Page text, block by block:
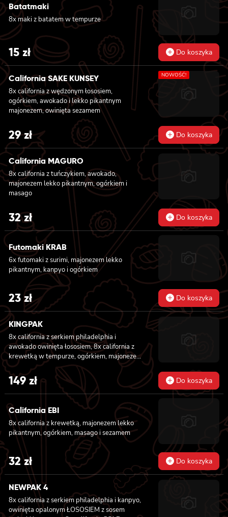
Batatmaki
8x maki z batatem w tempurze
15 zł Do koszyka
California SAKE KUNSEY
8x california z wędzonym łososiem,
ogórkiem, awokado i lekko pikantnym
majonezem, owinięta sezamem
NOWOŚĆ!
29zł Do koszyka
California MAGURO
8x california z tuńczykiem, awokado,
majonezem lekko pikantnym, ogórkiem i
masago
32zł Do koszyka
Futomaki KRAB
6x futomaki z surimi, majonezem lekko
pikantnym, kanpyo i ogórkiem
23zł Do koszyka
KINGPAK
8x california z serkiem philadelphia i
awokado owinięta łososiem, 8x california z
krewetką w tempurze, ogórkiem, majonezem
lekko pikantnym, sezam i masago owinięta
łososiem, 8x california z łososiem, serkiem
philadelphia, ogórkiem, majonezem lekko
pikantnym i sezamem owinięta krewetką, 8x
california z krewetką w tempurze, ogórkiem,
majonezem lekko pikantnym, sosem teriyaki i
sezamem owinięta węgorzem i awokado
149 zł Do koszyka
California EBI
8x california z krewetką, majonezem lekko
pikantnym, ogórkiem, masago i sezamem
32zł Do koszyka
NEWPAK 4
8x california z serkiem philadelphia i kanpyo,
owinięta opalonym ŁOSOSIEM z sosem